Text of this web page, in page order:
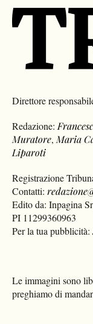
Direttore
Redazione:
Muratore, Maria
Liparoti
Registrazione
Contatti:
Edito da: Inpagina
PI 11299360963
Per la tua pubblicità:
Le immagini sono
preghiamo di